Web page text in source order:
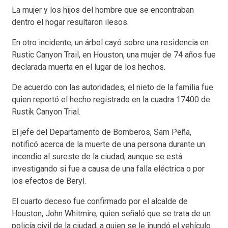
La mujer y los hijos del hombre que se encontraban
dentro el hogar resultaron ilesos.
En otro incidente, un árbol cayó sobre una residencia en
Rustic Canyon Trail, en Houston, una mujer de 74 años fue
declarada muerta en el lugar de los hechos.
De acuerdo con las autoridades, el nieto de la familia fue
quien reportó el hecho registrado en la cuadra 17400 de
Rustik Canyon Trial.
El jefe del Departamento de Bomberos, Sam Peña,
notificó acerca de la muerte de una persona durante un
incendio al sureste de la ciudad, aunque se está
investigando si fue a causa de una falla eléctrica o por
los efectos de Beryl.
El cuarto deceso fue confirmado por el alcalde de
Houston, John Whitmire, quien señaló que se trata de un
policía civil de la ciudad, a quien se le inundó el vehículo